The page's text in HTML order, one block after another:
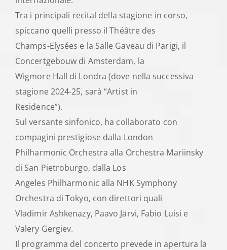
Tra i principali recital della stagione in corso,
spiccano quelli presso il Théâtre des
Champs-Elysées e la Salle Gaveau di Parigi, il
Concertgebouw di Amsterdam, la
Wigmore Hall di Londra (dove nella successiva
stagione 2024-25, sarà “Artist in
Residence”).
Sul versante sinfonico, ha collaborato con
compagini prestigiose dalla London
Philharmonic Orchestra alla Orchestra Mariinsky
di San Pietroburgo, dalla Los
Angeles Philharmonic alla NHK Symphony
Orchestra di Tokyo, con direttori quali
Vladimir Ashkenazy, Paavo Järvi, Fabio Luisi e
Valery Gergiev.
Il programma del concerto prevede in apertura la